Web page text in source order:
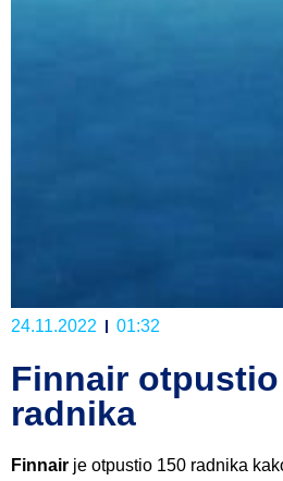
24.11.2022 01:32
Finnair otpustio
radnika
Finnair je otpustio 150 radnika